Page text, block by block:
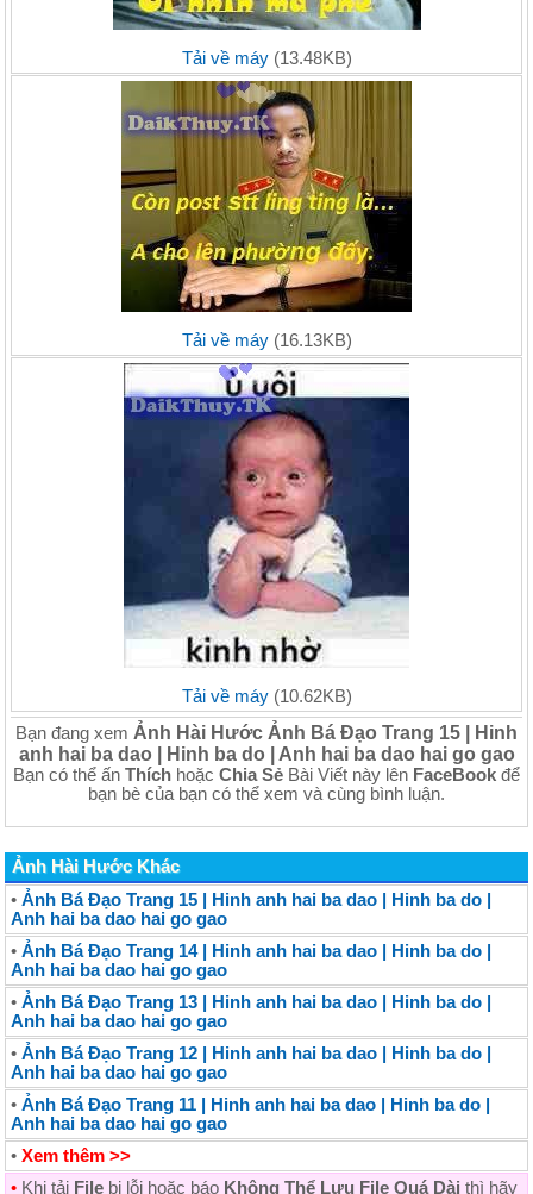
Tải về máy(13.48KB)
Tải về máy(16.13KB)
Tải về máy(10.62KB)
Bạn đang xem Ảnh Hài Hước Ảnh Bá Đạo Trang 15 | Hinh
anh hai ba dao | Hinh ba do | Anh hai ba dao hai go gao
Bạn có thể ấn Thích hoặc Chia Sẻ Bài Viết này lên FaceBook để
bạn bè của bạn có thể xem và cùng bình luận.
Ảnh Hài Hước Khác
• Ảnh Bá Đạo Trang 15 | Hinh anh hai ba dao | Hinh ba do |
Anh hai ba dao hai go gao
• Ảnh Bá Đạo Trang 14 | Hinh anh hai ba dao | Hinh ba do |
Anh hai ba dao hai go gao
• Ảnh Bá Đạo Trang 13 | Hinh anh hai ba dao | Hinh ba do |
Anh hai ba dao hai go gao
• Ảnh Bá Đạo Trang 12 | Hinh anh hai ba dao | Hinh ba do |
Anh hai ba dao hai go gao
• Ảnh Bá Đạo Trang 11 | Hinh anh hai ba dao | Hinh ba do |
Anh hai ba dao hai go gao
• Xem thêm >>
• Khi tải File bị lỗi hoặc báo Không Thể Lưu File Quá Dài thì hãy